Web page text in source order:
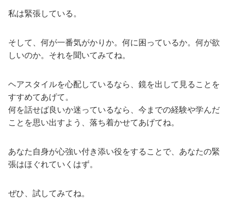
私は緊張している。
そして、何が一番気がかりか。何に困っているか。何が欲
しいのか。それを聞いてみてね。
ヘアスタイルを心配しているなら、鏡を出して見ることを
すすめてあげて。
何を話せば良いか迷っているなら、今までの経験や学んだ
ことを思い出すよう、落ち着かせてあげてね。
あなた自身が心強い付き添い役をすることで、あなたの緊
張はほぐれていくはず。
ぜひ、試してみてね。